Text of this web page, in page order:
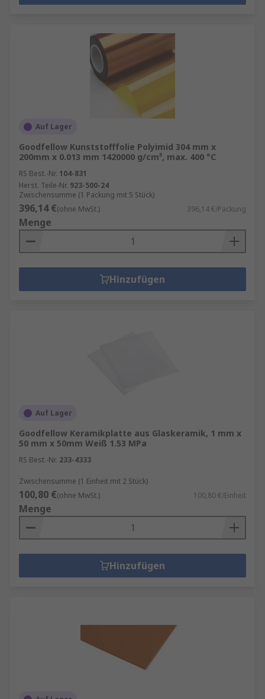
Auf Lager
Goodfellow Kunststofffolie Polyimid 304 mm x
200mm x 0.013 mm 1420000 g/cm³, max. 400 °C
RS Best.-Nr. 104-831
Herst. Teile-Nr. 923-500-24
Zwischensumme (1 Packung mit 5 Stück)
396,14 €(ohne MwSt.) 396,14 €/Packung
Menge
Hinzufügen
Auf Lager
Goodfellow Keramikplatte aus Glaskeramik, 1 mm x
50 mm x 50mm Weiß 1.53 MPa
RS Best.-Nr. 233-4333
Zwischensumme (1 Einheit mit 2 Stück)
100,80 €(ohne MwSt.) 100,80 €/Einheit
Menge
Hinzufügen